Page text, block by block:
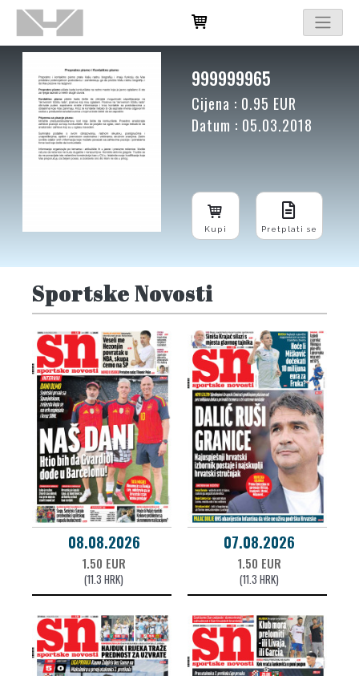
999999965
Cijena : 0.95 EUR
Datum : 05.03.2018
Kupi Pretplati se
Sportske Novosti
08.08.2026
1.50 EUR
(11.3 HRK)
07.08.2026
1.50 EUR
(11.3 HRK)